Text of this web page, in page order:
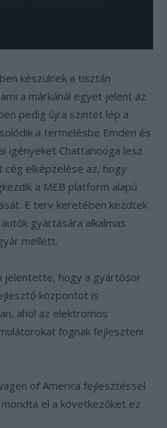
készülnek a tisztán
a márkánál egyet jelent az
pedig újra szintet lép a
a termelésbe Emden és
igényeket Chattanooga lesz
elképzelése az, hogy
a MEB platform alapú
E terv keretében kezdtek
gyártására alkalmas
mellett.
jelentette, hogy a gyártósor
központot is
ahol az elektromos
fognak fejleszteni
of America fejlesztéssel
el a következőket ez